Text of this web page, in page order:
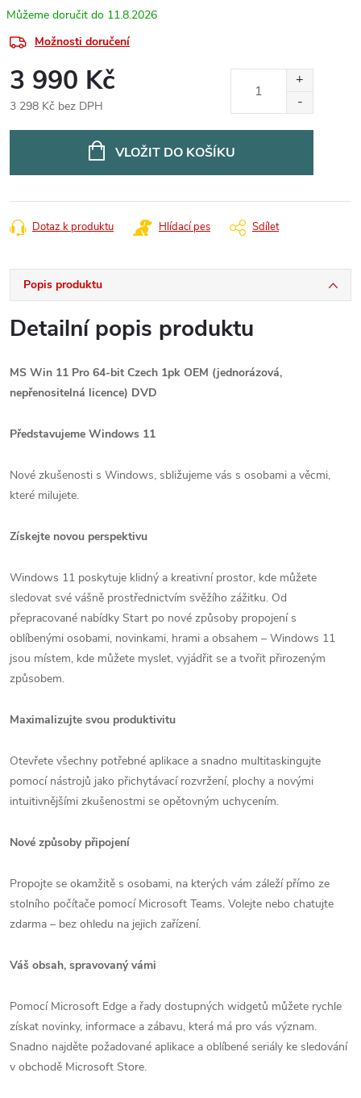
11.8.2026
Možnosti doručení
3 990 Kč
3 298 Kč bez DPH
VLOŽIT DO KOŠÍKU
Dotaz k produktu Hlídací pes Sdílet
Popis produktu
Detailní popis produktu
MS Win 11 Pro 64-bit Czech 1pk OEM (jednorázová,
nepřenositelná licence) DVD
Představujeme Windows 11
Nové zkušenosti s Windows, sbližujeme vás s osobami a věcmi,
které milujete.
Získejte novou perspektivu
Windows 11 poskytuje klidný a kreativní prostor, kde můžete
sledovat své vášně prostřednictvím svěžího zážitku. Od
přepracované nabídky Start po nové způsoby propojení s
oblíbenými osobami, novinkami, hrami a obsahem – Windows 11
jsou místem, kde můžete myslet, vyjádřit se a tvořit přirozeným
způsobem.
Maximalizujte svou produktivitu
Otevřete všechny potřebné aplikace a snadno multitaskingujte
pomocí nástrojů jako přichytávací rozvržení, plochy a novými
intuitivnějšími zkušenostmi se opětovným uchycením.
Nové způsoby připojení
Propojte se okamžitě s osobami, na kterých vám záleží přímo ze
stolního počítače pomocí Microsoft Teams. Volejte nebo chatujte
zdarma – bez ohledu na jejich zařízení.
Váš obsah, spravovaný vámi
Pomocí Microsoft Edge a řady dostupných widgetů můžete rychle
získat novinky, informace a zábavu, která má pro vás význam.
Snadno najděte požadované aplikace a oblíbené seriály ke sledování
v obchodě Microsoft Store.